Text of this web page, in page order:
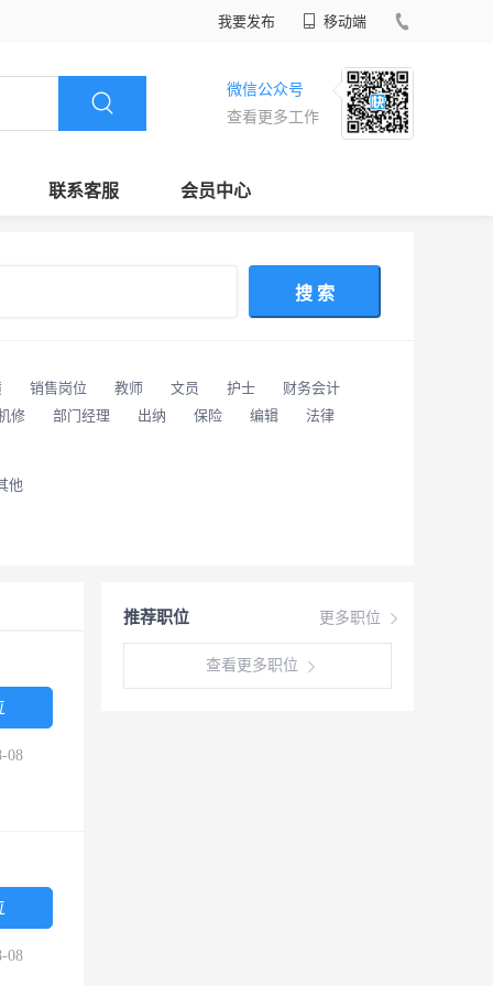
我要发布 移动端
微信公众号
查看更多工作
联系客服 会员中心
搜 索
销售岗位 教师 文员 护士
财务会计
修 部门经理 出纳 保险 编辑
法律
他
更多职位
推荐职位
查看更多职位
08
08